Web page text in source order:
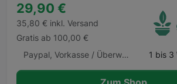
29,90 €
35,80 € inkl. Versand
Gratis ab 100,00 €
Paypal, Vorkasse / Überweisung, Kauf auf Rechnung, Klarna Sofortüberweisung, Kreditkarte, Amazon Pay, Barzahlung Barzahlen.de
1 bis 3